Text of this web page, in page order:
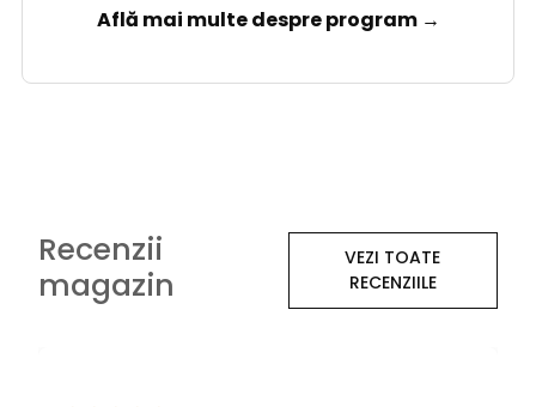
Află mai multe despre program →
Recenzii
magazin
VEZI TOATE
RECENZIILE